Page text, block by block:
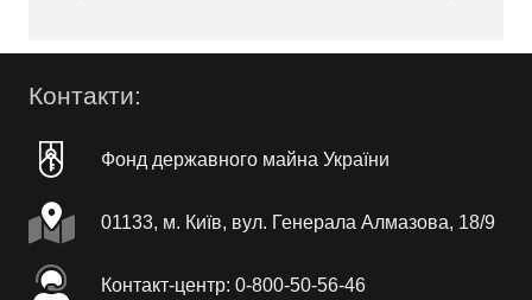
Контакти:
Фонд державного майна України
01133, м. Київ, вул. Генерала Алмазова, 18/9
Контакт-центр: 0-800-50-56-46